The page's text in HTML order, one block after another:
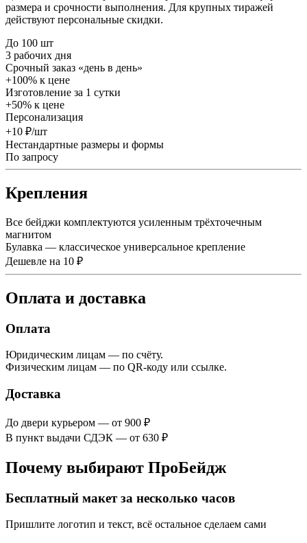
размера и срочности выполнения. Для крупных тиражей
действуют персональные скидки.
До 100 шт
3 рабочих дня
Срочный заказ «день в день»
+100% к цене
Изготовление за 1 сутки
+50% к цене
Персонализация
+10 ₽/шт
Нестандартные размеры и формы
По запросу
Крепления
Все бейджи комплектуются усиленным трёхточечным
магнитом
Булавка — классическое универсальное крепление
Дешевле на 10 ₽
Оплата и доставка
Оплата
Юридическим лицам — по счёту.
Физическим лицам — по QR-коду или ссылке.
Доставка
До двери курьером — от 900 ₽
В пункт выдачи СДЭК — от 630 ₽
Почему выбирают ПроБейдж
Бесплатный макет за несколько часов
Пришлите логотип и текст, всё остальное сделаем сами